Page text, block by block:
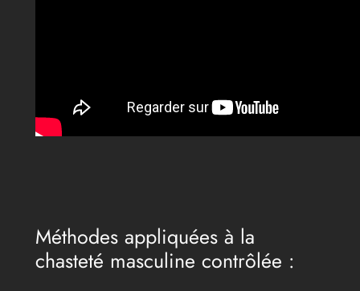
Méthodes appliquées à la
chasteté masculine contrôlée :